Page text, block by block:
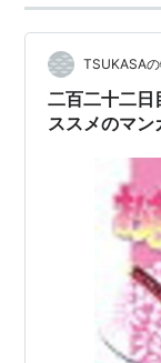
キャスト
緋鞠（ひまり
天河優人：平
静水久：真堂
リズリット
神宮寺くえ
柾木泰三：
いいんちょ
如月冴：根
TSUKASA
二百二十二
ススメのマン